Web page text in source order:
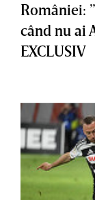
României:
când nu ai
EXCLUSIV